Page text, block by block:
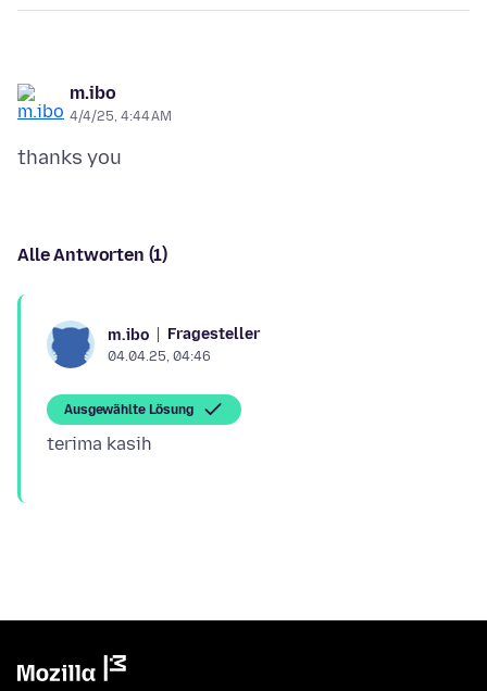
m.ibo
4/4/25, 4:44 AM
Alle Antworten (1)
m.ibo Fragesteller
04.04.25, 04:46
Ausgewählte Lösung